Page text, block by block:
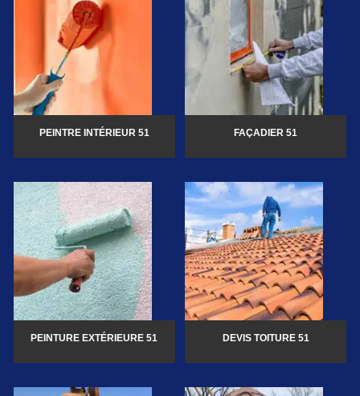
PEINTRE INTÉRIEUR 51 FAÇADIER 51
PEINTURE EXTÉRIEURE 51 DEVIS TOITURE 51